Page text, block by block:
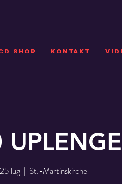
SHOP Kontakt
lug
  |
St.-Martinskirche